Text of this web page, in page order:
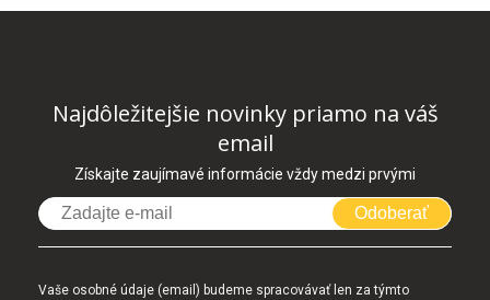
Najdôležitejšie novinky priamo na váš
email
Získajte zaujímavé informácie vždy medzi prvými
Odoberať
Vaše osobné údaje (email) budeme spracovávať len za týmto